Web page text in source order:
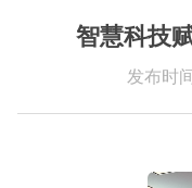
智慧科技
发布时